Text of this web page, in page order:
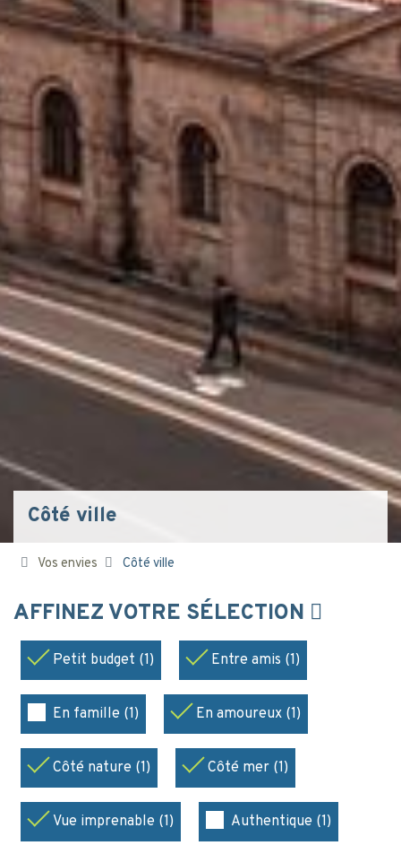
Côté ville
Vos envies Côté ville
AFFINEZ VOTRE SÉLECTION
Petit budget (1) Entre amis (1)
En famille (1) En amoureux (1)
Côté nature (1) Côté mer (1)
Vue imprenable (1) Authentique (1)